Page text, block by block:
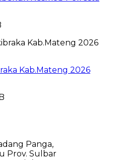
Kab.Mateng 2026
Panga,
Prov. Sulbar